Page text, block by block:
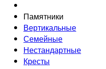
Памятники
Вертикальные
Семейные
Нестандартные
Кресты